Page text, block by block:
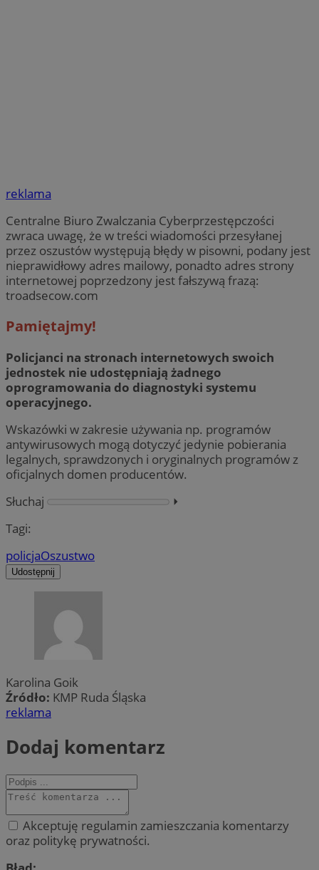
reklama
Centralne Biuro Zwalczania Cyberprzestępczości
zwraca uwagę, że w treści wiadomości przesyłanej
przez oszustów występują błędy w pisowni, podany jest
nieprawidłowy adres mailowy, ponadto adres strony
internetowej poprzedzony jest fałszywą frazą:
troadsecow.com
Pamiętajmy!
Policjanci na stronach internetowych swoich
jednostek nie udostępniają żadnego
oprogramowania do diagnostyki systemu
operacyjnego.
Wskazówki w zakresie używania np. programów
antywirusowych mogą dotyczyć jedynie pobierania
legalnych, sprawdzonych i oryginalnych programów z
oficjalnych domen producentów.
Słuchaj
⏵︎
Tagi:
policjaOszustwo
Udostępnij
Karolina Goik
Źródło: KMP Ruda Śląska
reklama
Dodaj komentarz
Akceptuję regulamin zamieszczania komentarzy
oraz politykę prywatności.